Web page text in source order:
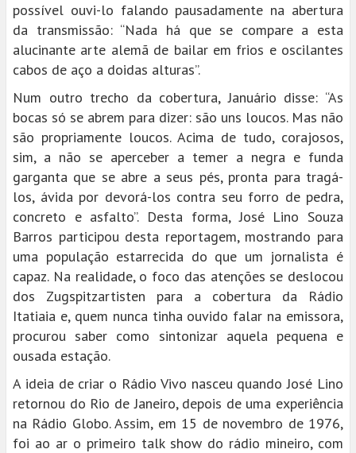
possível ouvi-lo falando pausadamente na abertura
da transmissão: “Nada há que se compare a esta
alucinante arte alemã de bailar em frios e oscilantes
cabos de aço a doidas alturas”.
Num outro trecho da cobertura, Januário disse: “As
bocas só se abrem para dizer: são uns loucos. Mas não
são propriamente loucos. Acima de tudo, corajosos,
sim, a não se aperceber a temer a negra e funda
garganta que se abre a seus pés, pronta para tragá-
los, ávida por devorá-los contra seu forro de pedra,
concreto e asfalto”. Desta forma, José Lino Souza
Barros participou desta reportagem, mostrando para
uma população estarrecida do que um jornalista é
capaz. Na realidade, o foco das atenções se deslocou
dos Zugspitzartisten para a cobertura da Rádio
Itatiaia e, quem nunca tinha ouvido falar na emissora,
procurou saber como sintonizar aquela pequena e
ousada estação.
A ideia de criar o Rádio Vivo nasceu quando José Lino
retornou do Rio de Janeiro, depois de uma experiência
na Rádio Globo. Assim, em 15 de novembro de 1976,
foi ao ar o primeiro talk show do rádio mineiro, com